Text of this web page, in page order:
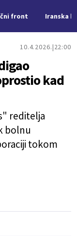
front Iranska
10.4.2026. 22:00
kad
reditelja
bolnu
tokom